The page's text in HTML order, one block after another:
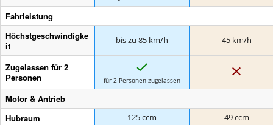
Fahrleistung
Höchstgeschwindigke
it
bis zu 85 km/h 45 km/h
Zugelassen für 2
Personen
für 2 Personen zugelassen
Motor & Antrieb
Hubraum
125 ccm 49 ccm